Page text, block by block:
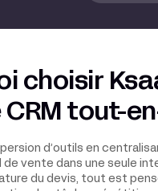
choisir
tout-
d’outils en
vente dans une seule
du devis, tout est